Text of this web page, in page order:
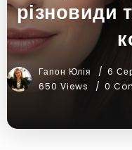
різновиди
Гапон Юлія 6
650 Views
0